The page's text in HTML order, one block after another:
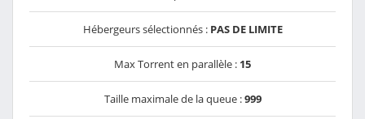
Hébergeurs sélectionnés : PAS DE LIMITE
Max Torrent en parallèle : 15
Taille maximale de la queue :999